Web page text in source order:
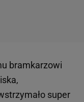
bramkarzowi
super